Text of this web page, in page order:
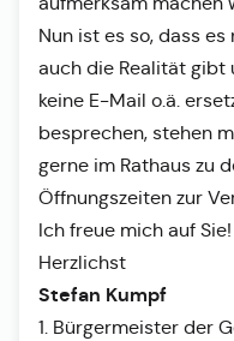
Nun ist es so, dass
auch die Realität gibt
keine E-Mail o.ä.
besprechen, stehen
gerne im Rathaus zu
Öffnungszeiten zur
Ich freue mich auf Sie!
Herzlichst
Stefan Kumpf
1. Bürgermeister der